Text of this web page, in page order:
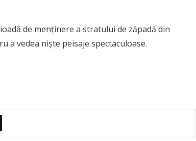
de menținere a stratului de zăpadă din
a vedea niște peisaje spectaculoase.